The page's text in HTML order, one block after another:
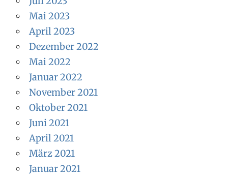
Mai 2023
April 2023
Dezember 2022
Mai 2022
Januar 2022
November 2021
Oktober 2021
Juni 2021
April 2021
März 2021
Januar 2021